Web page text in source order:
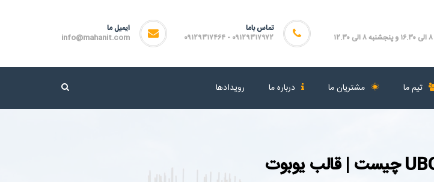
ایمیل ما
info@mahanit.com
تماس باما
۰۹۱۲۹۳۱۷۹۷۲ - ۰۹۱۲۹۳۱۷۴۶۴
تیم ما مشتریان ما درباره ما رویدادها